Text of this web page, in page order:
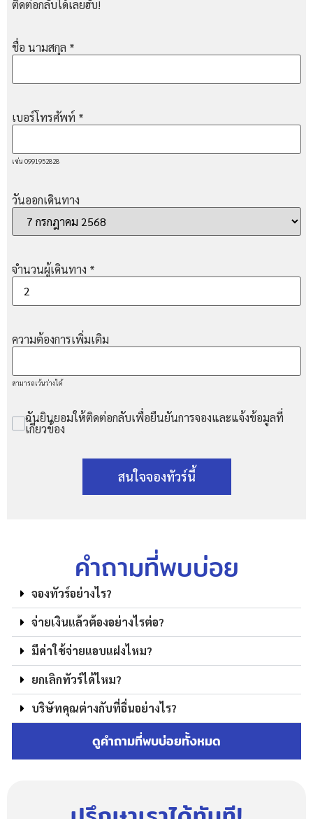
ติดต่อกลับได้เลยฮับ!
ชื่อ นามสกุล *
เบอร์โทรศัพท์ *
เช่น 0991952828
วันออกเดินทาง
จำนวนผู้เดินทาง *
ความต้องการเพิ่มเติม
สามารถเว้นว่างได้
ฉันยินยอมให้ติดต่อกลับเพื่อยืนยันการจองและแจ้งข้อมูลที่
เกี่ยวข้อง
สนใจจองทัวร์นี้
คำถามที่พบบ่อย
จองทัวร์อย่างไร?
จ่ายเงินแล้วต้องอย่างไรต่อ?
มีค่าใช้จ่ายแอบแฝงไหม?
ยกเลิกทัวร์ได้ไหม?
บริษัทคุณต่างกับที่อื่นอย่างไร?
ดูคำถามที่พบบ่อยทั้งหมด